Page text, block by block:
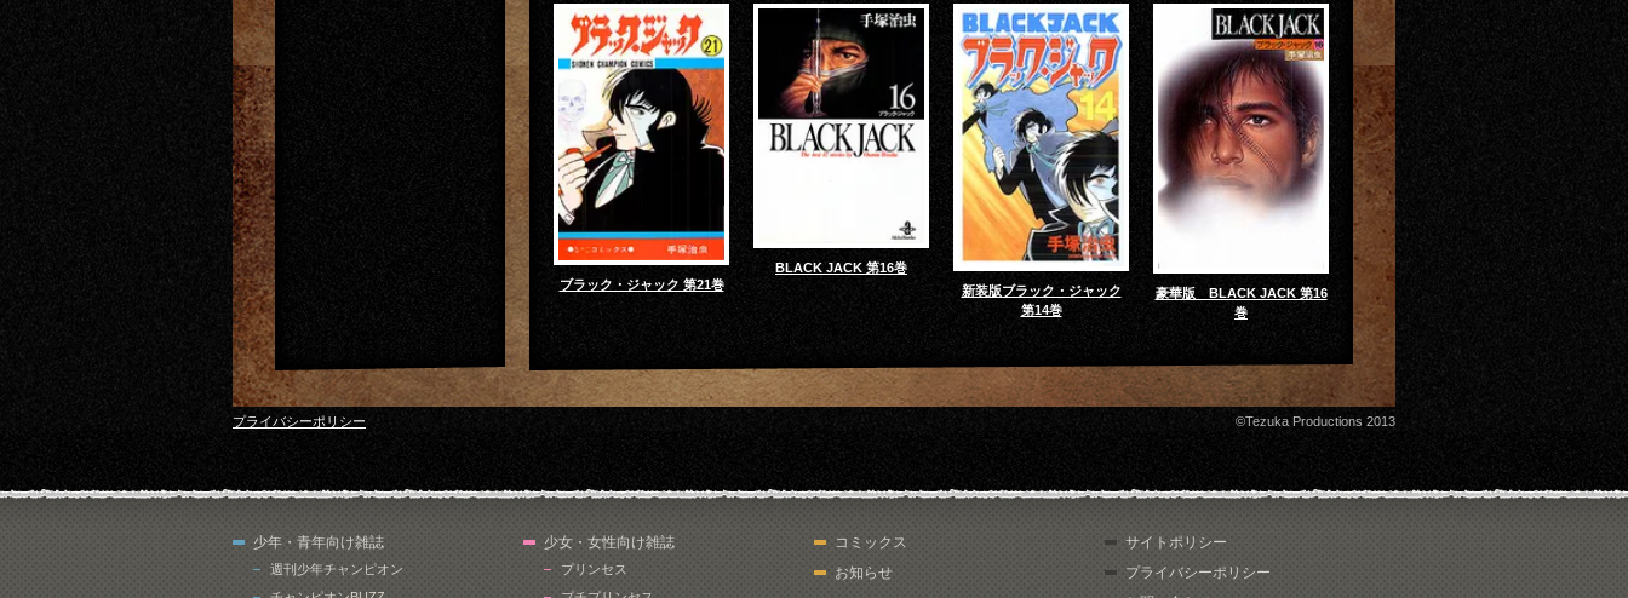
ブラック・ジャック 第21巻
BLACK JACK 第16巻
新装版ブラック・ジャック
第14巻
豪華版 BLACK JACK 第16
巻
プライバシーポリシー ©Tezuka Productions 2013
少年・青年向け雑誌
週刊少年チャンピオン
少女・女性向け雑誌
プリンセス
コミックス
お知らせ
サイトポリシー
プライバシーポリシー